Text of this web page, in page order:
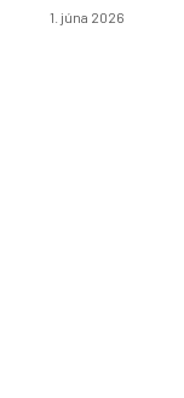
1. júna 2026